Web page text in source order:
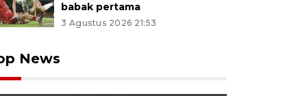
babak pertama
3 Agustus 2026 21:53
News